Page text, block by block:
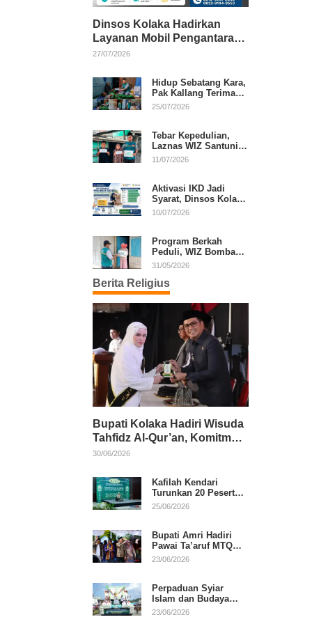
Dinsos Kolaka Hadirkan
Layanan Mobil Pengantaran
Gratis bagi Pasien Penerima
27/07/2026
Hidup Sebatang Kara,
Pak Kallang Terima
Bantuan dari Laznas
25/07/2026
Tebar Kepedulian,
Laznas WIZ Santuni
Anak Yatim dan
11/07/2026
Aktivasi IKD Jadi
Syarat, Dinsos Kolaka
Sosialisasikan
10/07/2026
Program Berkah
Peduli, WIZ Bombana
Bantu Lansia dan
31/05/2026
Berita Religius
Bupati Kolaka Hadiri Wisuda
Tahfidz Al-Qur’an, Komitmen
Dukung Pendidikan
30/06/2026
Kafilah Kendari
Turunkan 20 Peserta
pada Hari Pertama
25/06/2026
Bupati Amri Hadiri
Pawai Ta’aruf MTQ
XXXI Sultra, Beri
23/06/2026
Perpaduan Syiar
Islam dan Budaya
Warnai Pawai Ta’aruf
23/06/2026